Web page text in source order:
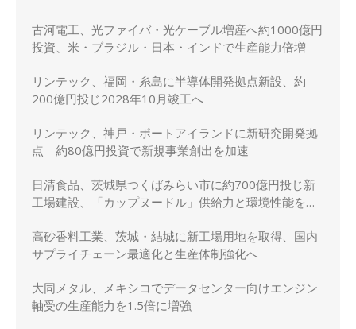
古河電工、光ファイバ・光ケーブル増産へ約1000億円
投資、米・ブラジル・日本・インドで生産能力倍増
リンテック、福岡・糸島に半導体開発拠点新設、約
200億円投じ2028年10月竣工へ
リンテック、神戸・ポートアイランドに新研究開発拠
点 約80億円投資で新規事業創出を加速
日清食品、茨城県つくばみらい市に約700億円投じ新
工場建設、「カップヌードル」供給力と環境性能を強
高砂香料工業、茨城・結城に新工場用地を取得、国内
サプライチェーン最適化と生産体制強化へ
大同メタル、メキシコでデータセンター向けエンジン
軸受の生産能力を1.5倍に増強